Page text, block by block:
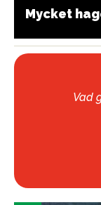
Mycket
Vad